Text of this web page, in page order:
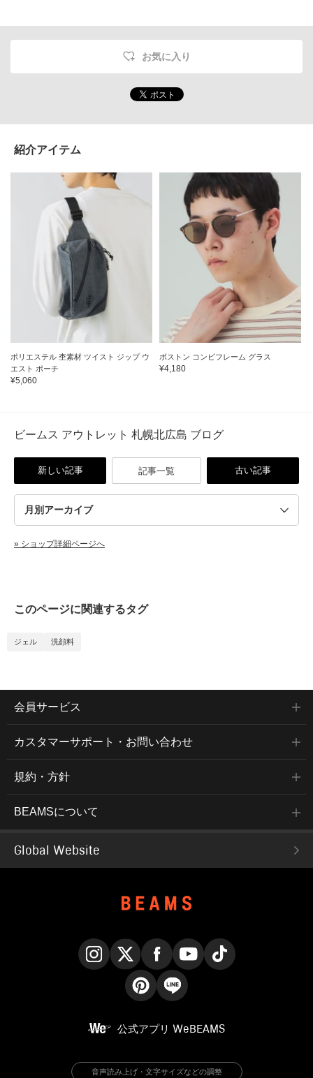
お気に入り
紹介アイテム
ポリエステル 杢素材 ツイスト ジップ ウ
エスト ポーチ
¥5,060
ボストン コンビフレーム グラス
¥4,180
ビームス アウトレット 札幌北広島 ブログ
新しい記事 記事一覧 古い記事
» ショップ詳細ページへ
このページに関連するタグ
ジェル 洗顔料
会員サービス
カスタマーサポート・お問い合わせ
規約・方針
BEAMSについて
Global Website
公式アプリ WeBEAMS
音声読み上げ・文字サイズなどの調整